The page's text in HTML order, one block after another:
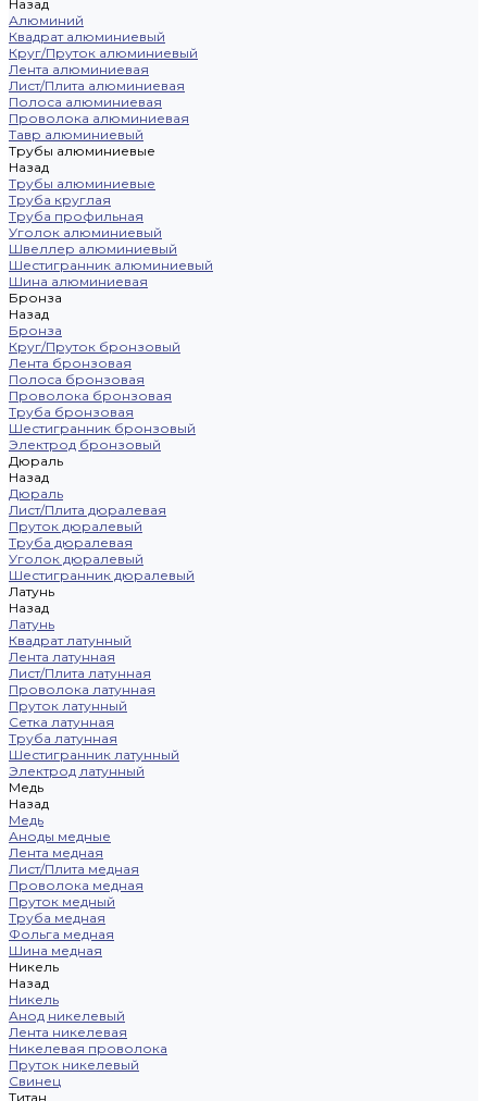
Назад
Алюминий
Квадрат алюминиевый
Круг/Пруток алюминиевый
Лента алюминиевая
Лист/Плита алюминиевая
Полоса алюминиевая
Проволока алюминиевая
Тавр алюминиевый
Трубы алюминиевые
Назад
Трубы алюминиевые
Труба круглая
Труба профильная
Уголок алюминиевый
Швеллер алюминиевый
Шестигранник алюминиевый
Шина алюминиевая
Бронза
Назад
Бронза
Круг/Пруток бронзовый
Лента бронзовая
Полоса бронзовая
Проволока бронзовая
Труба бронзовая
Шестигранник бронзовый
Электрод бронзовый
Дюраль
Назад
Дюраль
Лист/Плита дюралевая
Пруток дюралевый
Труба дюралевая
Уголок дюралевый
Шестигранник дюралевый
Латунь
Назад
Латунь
Квадрат латунный
Лента латунная
Лист/Плита латунная
Проволока латунная
Пруток латунный
Сетка латунная
Труба латунная
Шестигранник латунный
Электрод латунный
Медь
Назад
Медь
Аноды медные
Лента медная
Лист/Плита медная
Проволока медная
Пруток медный
Труба медная
Фольга медная
Шина медная
Никель
Назад
Никель
Анод никелевый
Лента никелевая
Никелевая проволока
Пруток никелевый
Свинец
Титан